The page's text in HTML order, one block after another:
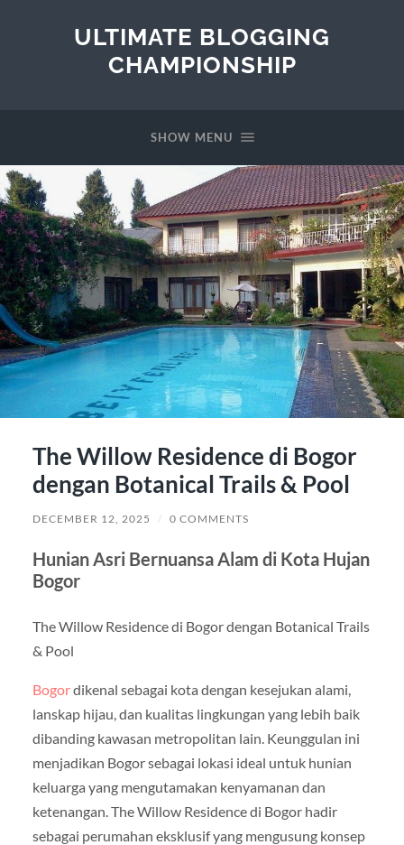
ULTIMATE BLOGGING
CHAMPIONSHIP
SHOW MENU
The Willow Residence di Bogor
dengan Botanical Trails & Pool
DECEMBER 12, 2025 / 0 COMMENTS
Hunian Asri Bernuansa Alam di Kota Hujan
Bogor
The Willow Residence di Bogor dengan Botanical Trails
& Pool
Bogordikenal sebagai kota dengan kesejukan alami,
lanskap hijau, dan kualitas lingkungan yang lebih baik
dibanding kawasan metropolitan lain. Keunggulan ini
menjadikan Bogor sebagai lokasi ideal untuk hunian
keluarga yang mengutamakan kenyamanan dan
ketenangan. The Willow Residence di Bogor hadir
sebagai perumahan eksklusif yang mengusung konsep